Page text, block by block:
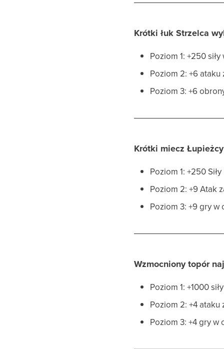
Krótki łuk Strzelca
Poziom 1: +250
Poziom 2: +6
Poziom 3: +6
Krótki miecz Łupieżcy
Poziom 1: +250 Siły
Poziom 2: +9 Atak
Poziom 3: +9 gry
Wzmocniony topór
Poziom 1: +1000
Poziom 2: +4
Poziom 3: +4 gry